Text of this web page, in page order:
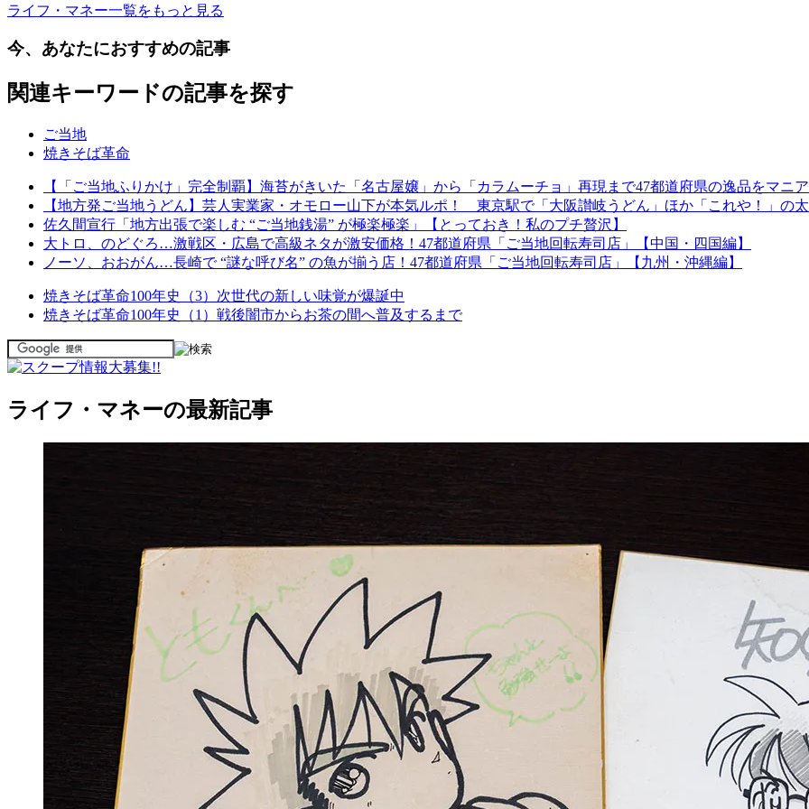
ライフ・マネー一覧をもっと見る
今、あなたにおすすめの記事
関連キーワードの記事を探す
ご当地
焼きそば革命
【「ご当地ふりかけ」完全制覇】海苔がきいた「名古屋嬢」から「カラムーチョ」再現まで47都道府県の逸品をマニ
【地方発ご当地うどん】芸人実業家・オモロー山下が本気ルポ！ 東京駅で「大阪讃岐うどん」ほか「これや！」の
佐久間宣行「地方出張で楽しむ “ご当地銭湯” が極楽極楽」【とっておき！私のプチ贅沢】
大トロ、のどぐろ…激戦区・広島で高級ネタが激安価格！47都道府県「ご当地回転寿司店」【中国・四国編】
ノーソ、おおがん…長崎で “謎な呼び名” の魚が揃う店！47都道府県「ご当地回転寿司店」【九州・沖縄編】
焼きそば革命100年史（3）次世代の新しい味覚が爆誕中
焼きそば革命100年史（1）戦後闇市からお茶の間へ普及するまで
ライフ・マネーの最新記事